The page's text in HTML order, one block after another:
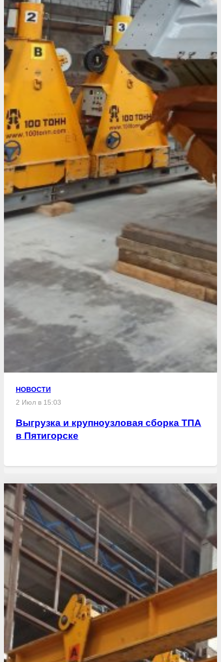
НОВОСТИ
2 Июл в 15:03
Выгрузка и крупноузловая сборка ТПА
в Пятигорске
Свежие статьи